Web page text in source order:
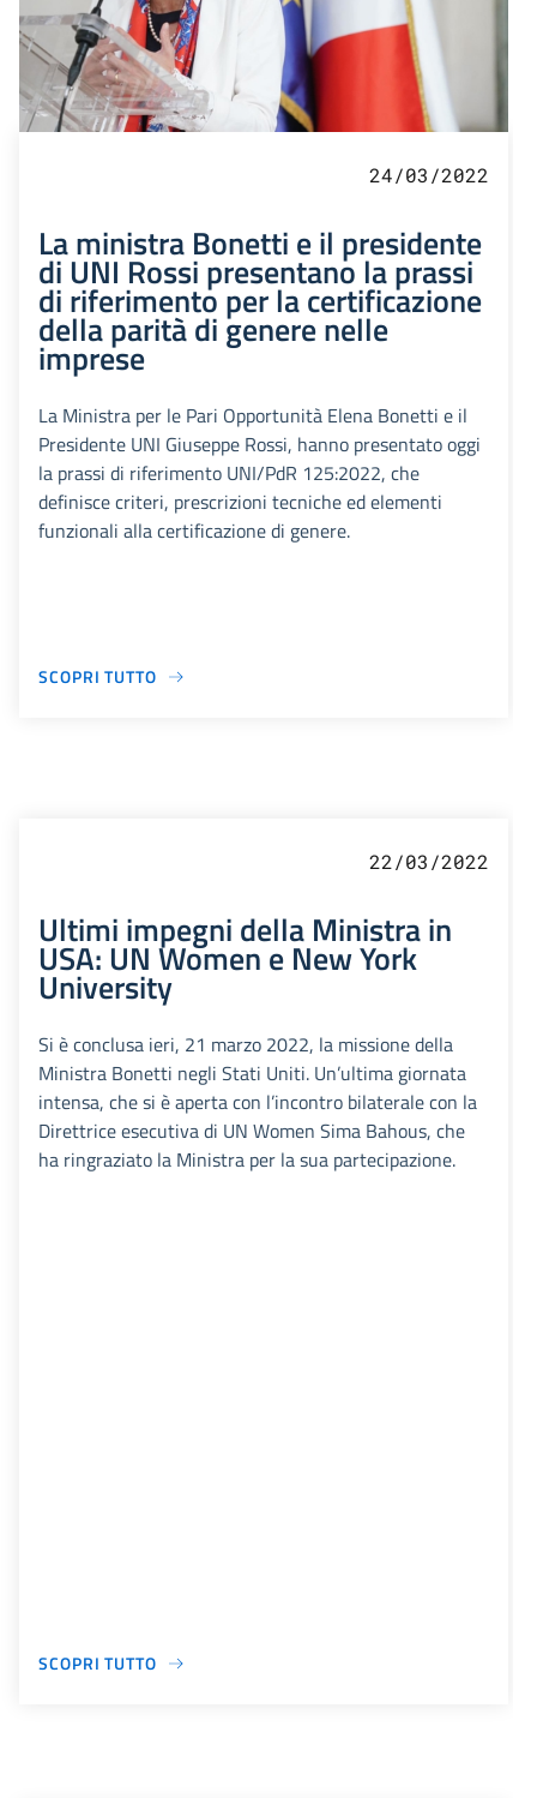
24/03/2022
La ministra Bonetti e il presidente
di UNI Rossi presentano la prassi
di riferimento per la certificazione
della parità di genere nelle
imprese
La Ministra per le Pari Opportunità Elena Bonetti e il
Presidente UNI Giuseppe Rossi, hanno presentato oggi
la prassi di riferimento UNI/PdR 125:2022, che
definisce criteri, prescrizioni tecniche ed elementi
funzionali alla certificazione di genere.
SCOPRI TUTTO
22/03/2022
Ultimi impegni della Ministra in
USA: UN Women e New York
University
Si è conclusa ieri, 21 marzo 2022, la missione della
Ministra Bonetti negli Stati Uniti. Un’ultima giornata
intensa, che si è aperta con l’incontro bilaterale con la
Direttrice esecutiva di UN Women Sima Bahous, che
ha ringraziato la Ministra per la sua partecipazione.
SCOPRI TUTTO